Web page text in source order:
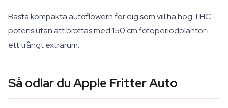
Bästa kompakta autoflowern för dig som vill ha hög THC-
potens utan att brottas med 150 cm fotoperiodplantor i
ett trångt extrarum.
Så odlar du Apple Fritter Auto